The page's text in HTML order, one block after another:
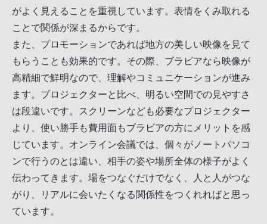
がよく見えることを重視しています。表情をくみ取れる
ことで関係が深まるからです。
また、プロモーションであれば地方の美しい映像を見て
もらうことも効果的です。その際、ブラビアなら映像が
高精細で鮮明なので、理解やコミュニケーションが進み
ます。プロジェクターと比べ、明るい空間での見やすさ
は段違いです。スクリーンなども必要なプロジェクター
より、使い勝手も費用面もブラビアの方にメリットを感
じています。オンライン会議では、個々がノートパソコ
ンで行うのとは違い、相手の姿や場所全体の様子がよく
伝わってきます。場をつなぐだけでなく、人と人がつな
がり、リアルに会いたくなる関係性をつくれればと思っ
ています。